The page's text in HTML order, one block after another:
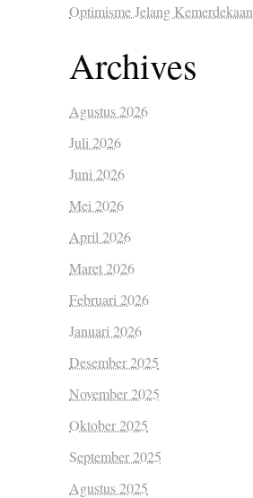
Optimisme Jelang Kemerdekaan
Archives
Agustus 2026
Juli 2026
Juni 2026
Mei 2026
April 2026
Maret 2026
Februari 2026
Januari 2026
Desember 2025
November 2025
Oktober 2025
September 2025
Agustus 2025